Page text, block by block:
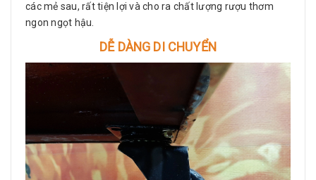
các mẻ sau, rất tiện lợi và cho ra chất lượng rượu thơm
ngon ngọt hậu.
DỄ DÀNG DI CHUYỂN